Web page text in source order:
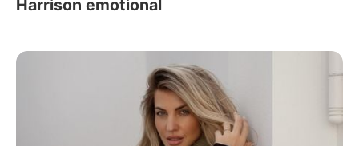
Harrison emotional